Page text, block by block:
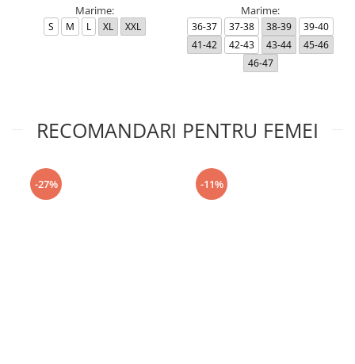
Marime:
S M L XL XXL
Marime:
36-37 37-38 38-39
39-40
41-42
42-43 43-44
45-46
46-47
RECOMANDARI PENTRU FEMEI
-27% -11%